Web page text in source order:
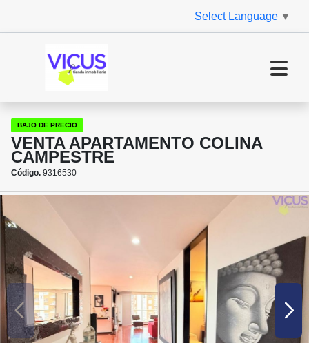
Select Language ▼
BAJO DE PRECIO
VENTA APARTAMENTO COLINA
CAMPESTRE
Código. 9316530